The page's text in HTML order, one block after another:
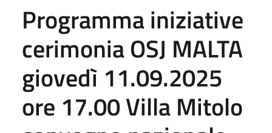
Programma iniziative
cerimonia OSJ MALTA
giovedì 11.09.2025
ore 17.00 Villa Mitolo